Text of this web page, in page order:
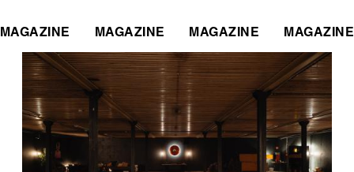
MAGAZINE MAGAZINE MAGAZINE MAGAZINE